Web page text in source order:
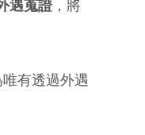
遇蒐證，將
有透過外遇